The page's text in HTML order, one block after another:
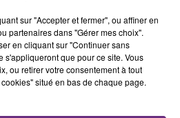
sur "Accepter et fermer", ou affiner en
partenaires dans "Gérer mes choix".
en cliquant sur "Continuer sans
s'appliqueront que pour ce site. Vous
ou retirer votre consentement à tout
situé en bas de chaque page.